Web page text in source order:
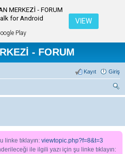
MERKEZİ - FORUM
for Android
Play
VIEW
- FORUM
Giriş
Kayıt
ra
linke tıklayın: viewtopic.php?f=8&t=3
ile ilgili yazı için şu linke tıklayın: